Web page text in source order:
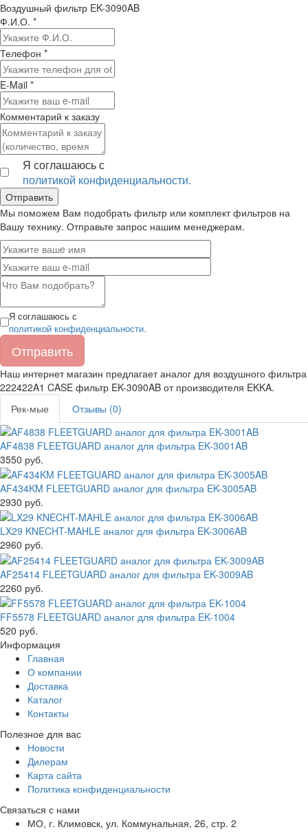
Воздушный фильтр EK-3090AB
Ф.И.О. *
Телефон *
E-Mail *
Комментарий к заказу
Я соглашаюсь с
политикой конфиденциальности.
Мы поможем Вам подобрать фильтр или комплект фильтров на
Вашу технику. Отправьте запрос нашим менеджерам.
Я соглашаюсь с
политикой конфиденциальности.
Наш интернет магазин предлагает аналог для воздушного фильтра
222422A1 CASE фильтр EK-3090AB от производителя EKKA.
Рек-мые
Отзывы (0)
AF4838 FLEETGUARD аналог для фильтра EK-3001AB
3550 руб.
AF434KM FLEETGUARD аналог для фильтра EK-3005AB
2930 руб.
LX29 KNECHT-MAHLE аналог для фильтра EK-3006AB
2960 руб.
AF25414 FLEETGUARD аналог для фильтра EK-3009AB
2260 руб.
FF5578 FLEETGUARD аналог для фильтра EK-1004
520 руб.
Информация
Главная
О компании
Доставка
Каталог
Контакты
Полезное для вас
Новости
Дилерам
Карта сайта
Политика конфиденциальности
Связаться с нами
МО, г. Климовск, ул. Коммунальная, 26, стр. 2